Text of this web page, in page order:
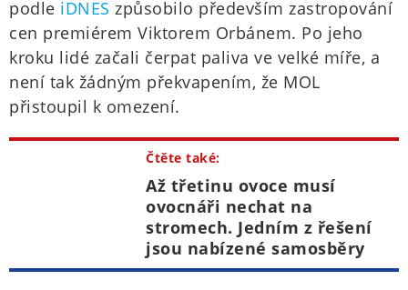
podle iDNES způsobilo především zastropování
cen premiérem Viktorem Orbánem. Po jeho
kroku lidé začali čerpat paliva ve velké míře, a
není tak žádným překvapením, že MOL
přistoupil k omezení.
Čtěte také:
Až třetinu ovoce musí
ovocnáři nechat na
stromech. Jedním z řešení
jsou nabízené samosběry